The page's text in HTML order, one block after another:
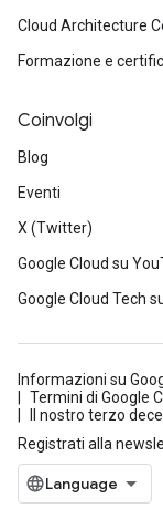
Cloud Architecture
Formazione e
Coinvolgi
Blog
Eventi
X (Twitter)
Google Cloud su
Google Cloud Tech
Informazioni su
Termini di Google
Il nostro terzo
Registrati alla